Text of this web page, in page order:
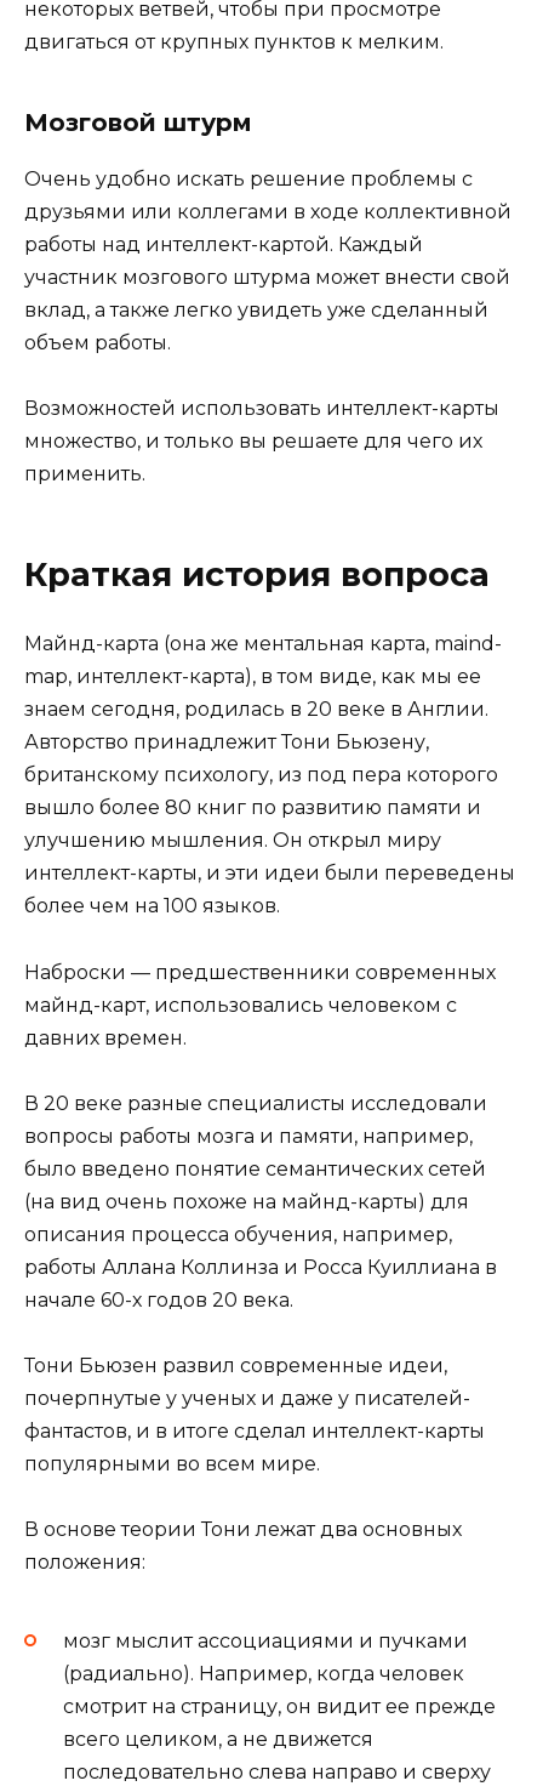
некоторых ветвей, чтобы при просмотре
двигаться от крупных пунктов к мелким.
Мозговой штурм
Очень удобно искать решение проблемы с
друзьями или коллегами в ходе коллективной
работы над интеллект-картой. Каждый
участник мозгового штурма может внести свой
вклад, а также легко увидеть уже сделанный
объем работы.
Возможностей использовать интеллект-карты
множество, и только вы решаете для чего их
применить.
Краткая история вопроса
Майнд-карта (она же ментальная карта, maind-
map, интеллект-карта), в том виде, как мы ее
знаем сегодня, родилась в 20 веке в Англии.
Авторство принадлежит Тони Бьюзену,
британскому психологу, из под пера которого
вышло более 80 книг по развитию памяти и
улучшению мышления. Он открыл миру
интеллект-карты, и эти идеи были переведены
более чем на 100 языков.
Наброски — предшественники современных
майнд-карт, использовались человеком с
давних времен.
В 20 веке разные специалисты исследовали
вопросы работы мозга и памяти, например,
было введено понятие семантических сетей
(на вид очень похоже на майнд-карты) для
описания процесса обучения, например,
работы Аллана Коллинза и Росса Куиллиана в
начале 60-х годов 20 века.
Тони Бьюзен развил современные идеи,
почерпнутые у ученых и даже у писателей-
фантастов, и в итоге сделал интеллект-карты
популярными во всем мире.
В основе теории Тони лежат два основных
положения:
мозг мыслит ассоциациями и пучками
(радиально). Например, когда человек
смотрит на страницу, он видит ее прежде
всего целиком, а не движется
последовательно слева направо и сверху